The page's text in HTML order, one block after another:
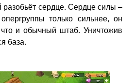
разобьёт сердце. Сердце силы –
только сильнее, он
и обычный штаб. Уничтожив
база.